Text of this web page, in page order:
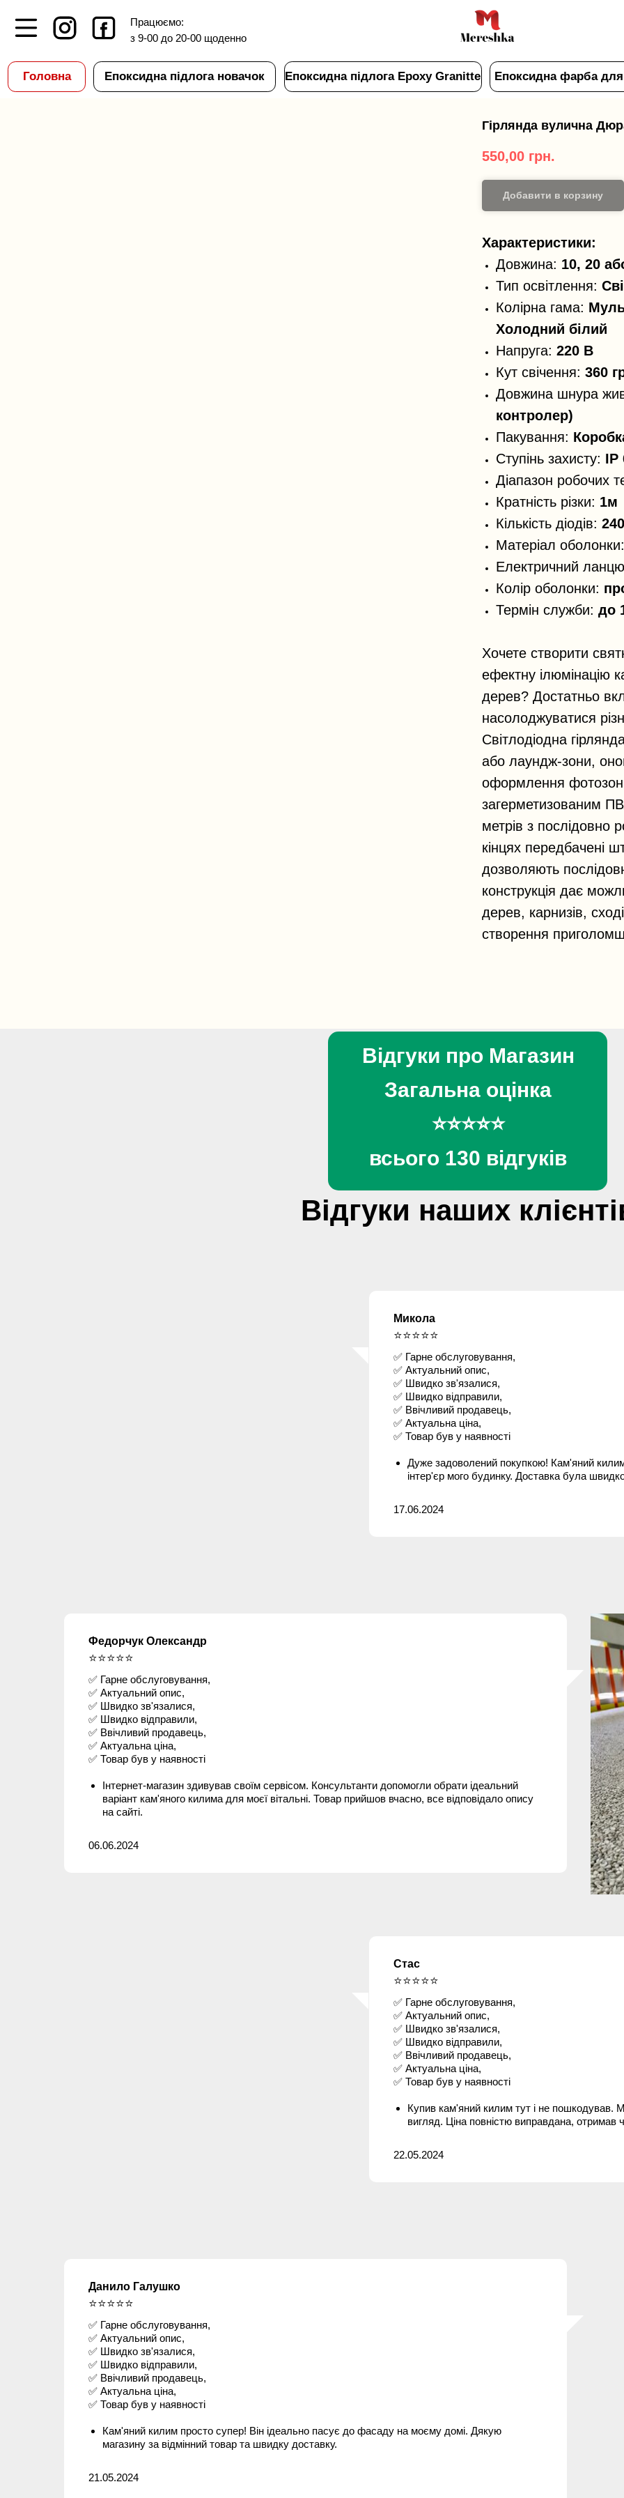
Працюємо:
з 9-00 до 20-00 щоденно
Епоксидна фарба для плитки
Епоксидна підлога новачок Епоксидна підлога Epoxy Granitte
Гірлянда вулична
550,00 грн.
Добавити в корзину
Характеристики:
Довжина: 10, 20
Тип освітлення:
Колірна гама:
Холодний білий
Напруга: 220 В
Кут свічення: 360
Довжина шнура
контролер)
Пакування:
Ступінь захисту: IP
Діапазон робочих
Кратність різки: 1м
Кількість діодів:
Матеріал
Електричний
Колір оболонки:
Термін служби: до
Хочете створити
ефектну ілюмінацію
дерев? Достатньо
насолоджуватися
Світлодіодна
або лаундж-зони,
оформлення
загерметизованим
метрів з послідовно
кінцях передбачені
дозволяють
конструкція дає
дерев, карнизів,
створення
Відгуки про Магазин
Загальна оцінка
⭐⭐⭐⭐⭐
всього 130 відгуків
Відгуки наших
Микола
⭐⭐⭐⭐⭐
✅ Гарне обслуговування,
✅ Актуальний опис,
✅ Швидко зв'язалися,
✅ Швидко відправили,
✅ Ввічливий продавець,
✅ Актуальна ціна,
✅ Товар був у наявності
Дуже задоволений покупкою! Кам'яний
інтер'єр мого будинку. Доставка була
17.06.2024
Федорчук Олександр
⭐⭐⭐⭐⭐
✅ Гарне обслуговування,
✅ Актуальний опис,
✅ Швидко зв'язалися,
✅ Швидко відправили,
✅ Ввічливий продавець,
✅ Актуальна ціна,
✅ Товар був у наявності
Інтернет-магазин здивував своїм сервісом. Консультанти допомогли обрати ідеальний
варіант кам'яного килима для моєї вітальні. Товар прийшов вчасно, все відповідало опису
на сайті.
06.06.2024
Стас
⭐⭐⭐⭐⭐
✅ Гарне обслуговування,
✅ Актуальний опис,
✅ Швидко зв'язалися,
✅ Швидко відправили,
✅ Ввічливий продавець,
✅ Актуальна ціна,
✅ Товар був у наявності
Купив кам'яний килим тут і не пошкодував.
вигляд. Ціна повністю виправдана,
22.05.2024
Данило Галушко
⭐⭐⭐⭐⭐
✅ Гарне обслуговування,
✅ Актуальний опис,
✅ Швидко зв'язалися,
✅ Швидко відправили,
✅ Ввічливий продавець,
✅ Актуальна ціна,
✅ Товар був у наявності
Кам'яний килим просто супер! Він ідеально пасує до фасаду на моєму домі. Дякую
магазину за відмінний товар та швидку доставку.
21.05.2024